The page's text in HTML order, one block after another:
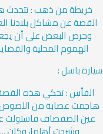
خريطة من ذهب : تتحدث
القصة عن مشاكل بلادنا
وحرص البعض على أن
الهموم المحلية
سيارة باسل :
الفأس : تحكي هذه
هاجمت عصابة من
عين الصفصاف فاستولت